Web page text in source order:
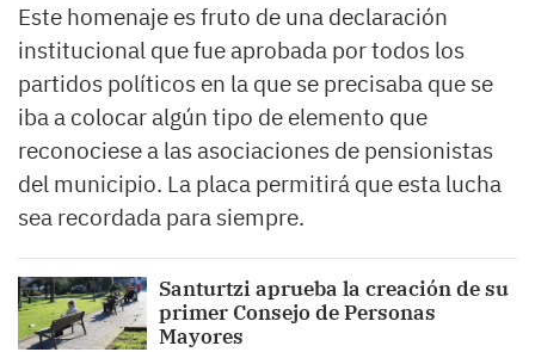
Este homenaje es fruto de una declaración
institucional que fue aprobada por todos los
partidos políticos en la que se precisaba que se
iba a colocar algún tipo de elemento que
reconociese a las asociaciones de pensionistas
del municipio. La placa permitirá que esta lucha
sea recordada para siempre.
Santurtzi aprueba la creación de su
primer Consejo de Personas
Mayores